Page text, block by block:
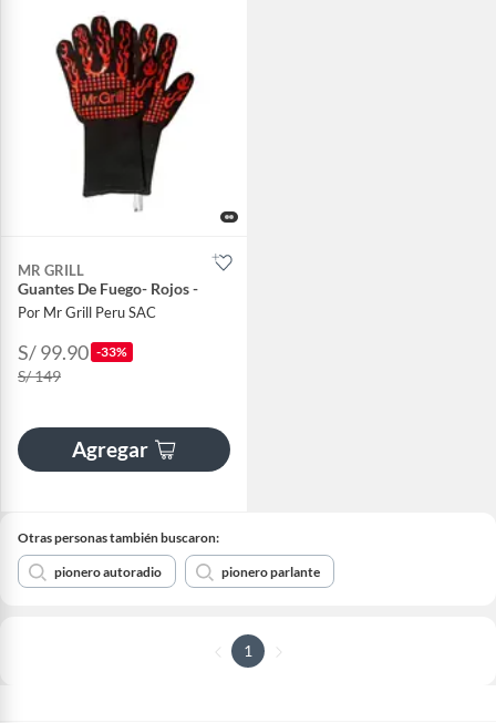
MR GRILL
Guantes De Fuego- Rojos -
Por Mr Grill Peru SAC
S/ 99.90 -33%
S/ 149
Agregar
Otras personas también buscaron:
pionero autoradio pionero parlante
1